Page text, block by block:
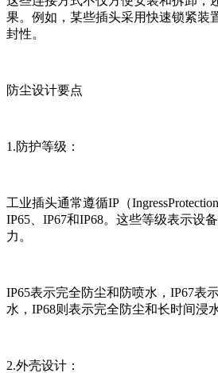
果。例如，某些插头采用快速锁紧装
封性。
防尘设计要点
1.防护等级：
工业插头通常遵循IP（
IP65、IP67和IP68。这些等级表示设
力。
IP65表示完全防尘和防喷水，IP67表
水，IP68则表示完全防尘和长时间浸水
2.外壳设计：